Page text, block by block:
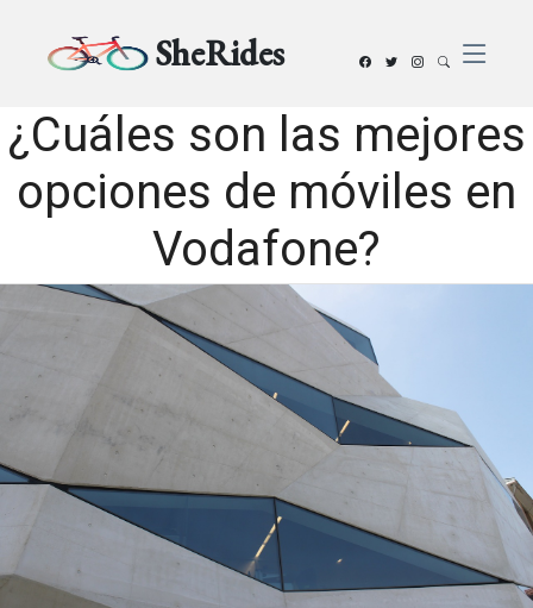
SheRides
¿Cuáles son las mejores
opciones de móviles en
Vodafone?